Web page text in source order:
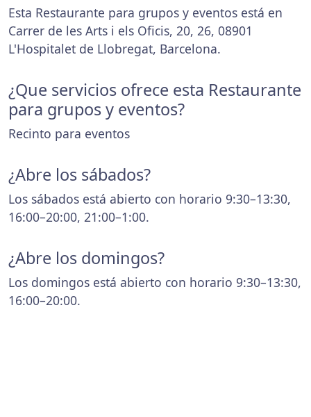
Esta Restaurante para grupos y eventos está en
Carrer de les Arts i els Oficis, 20, 26, 08901
L'Hospitalet de Llobregat, Barcelona.
¿Que servicios ofrece esta Restaurante
para grupos y eventos?
Recinto para eventos
¿Abre los sábados?
Los sábados está abierto con horario 9:30–13:30,
16:00–20:00, 21:00–1:00.
¿Abre los domingos?
Los domingos está abierto con horario 9:30–13:30,
16:00–20:00.